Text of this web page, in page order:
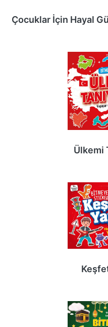
Çocuklar İçin Hayal
Ülkemi